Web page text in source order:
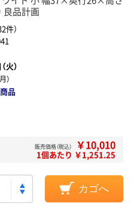
良品計画
件）
火）
）
品
販売価格（税込） ￥10,010
1個あたり ￥1,251.25
カゴへ